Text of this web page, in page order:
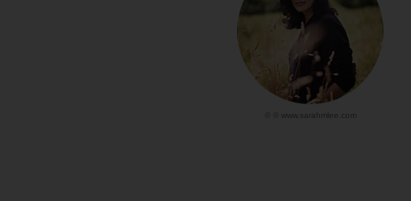
© © www.sarahmlee.com